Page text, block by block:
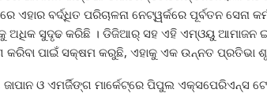
ବର୍ଦ୍ଧିତ ପରିଚାଳନା ନେଟ୍‌ୱର୍କରେ ପୂର୍ବତନ ସେନା
ଅଧିକ ସୁଦୃଢ କରିଛି । ଡିଜିଆର୍ ସହ ଏହି ଏମ୍‌ଓୟୁ ଆମାଜନ
ପାଇଁ ସକ୍ଷମ କରୁଛି, ଏହାକୁ ଏକ ଉନ୍ନତ ପ୍ରତିଭା
ଓ ଏମର୍ଜିଙ୍ଗ ମାର୍କେଟ୍‌ରେ ପିପୁଲ ଏକ୍ସପେରିଏନ୍ସ